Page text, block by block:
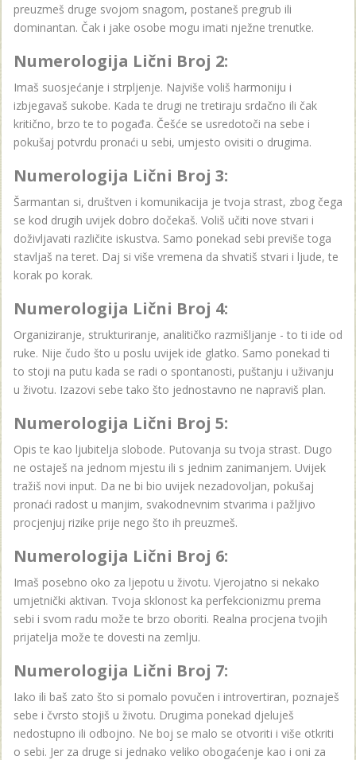
preuzmeš druge svojom snagom, postaneš pregrub ili
dominantan. Čak i jake osobe mogu imati nježne trenutke.
Numerologija Lični Broj 2:
Imaš suosjećanje i strpljenje. Najviše voliš harmoniju i
izbjegavaš sukobe. Kada te drugi ne tretiraju srdačno ili čak
kritično, brzo te to pogađa. Češće se usredotoči na sebe i
pokušaj potvrdu pronaći u sebi, umjesto ovisiti o drugima.
Numerologija Lični Broj 3:
Šarmantan si, društven i komunikacija je tvoja strast, zbog čega
se kod drugih uvijek dobro dočekaš. Voliš učiti nove stvari i
doživljavati različite iskustva. Samo ponekad sebi previše toga
stavljaš na teret. Daj si više vremena da shvatiš stvari i ljude, te
korak po korak.
Numerologija Lični Broj 4:
Organiziranje, strukturiranje, analitičko razmišljanje - to ti ide od
ruke. Nije čudo što u poslu uvijek ide glatko. Samo ponekad ti
to stoji na putu kada se radi o spontanosti, puštanju i uživanju
u životu. Izazovi sebe tako što jednostavno ne napraviš plan.
Numerologija Lični Broj 5:
Opis te kao ljubitelja slobode. Putovanja su tvoja strast. Dugo
ne ostaješ na jednom mjestu ili s jednim zanimanjem. Uvijek
tražiš novi input. Da ne bi bio uvijek nezadovoljan, pokušaj
pronaći radost u manjim, svakodnevnim stvarima i pažljivo
procjenjuj rizike prije nego što ih preuzmeš.
Numerologija Lični Broj 6:
Imaš posebno oko za ljepotu u životu. Vjerojatno si nekako
umjetnički aktivan. Tvoja sklonost ka perfekcionizmu prema
sebi i svom radu može te brzo oboriti. Realna procjena tvojih
prijatelja može te dovesti na zemlju.
Numerologija Lični Broj 7:
Iako ili baš zato što si pomalo povučen i introvertiran, poznaješ
sebe i čvrsto stojiš u životu. Drugima ponekad djeluješ
nedostupno ili odbojno. Ne boj se malo se otvoriti i više otkriti
o sebi. Jer za druge si jednako veliko obogaćenje kao i oni za